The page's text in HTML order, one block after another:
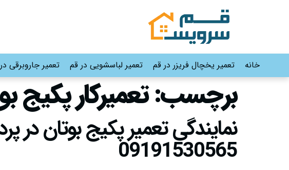
خانه تعمیر یخچال فریزر در قم تعمیر لباسشویی در قم تعمیر جاروبرقی
برچسب:تعمیرکار پکیج
09191530565